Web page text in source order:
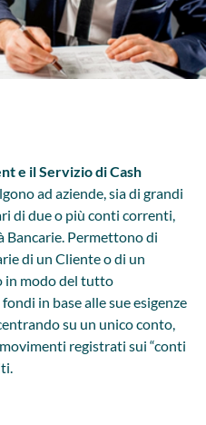
e il Servizio di Cash
ad aziende, sia di grandi
di due o più conti correnti,
Bancarie. Permettono di
di un Cliente o di un
in modo del tutto
in base alle sue esigenze
su un unico conto,
registrati sui “conti